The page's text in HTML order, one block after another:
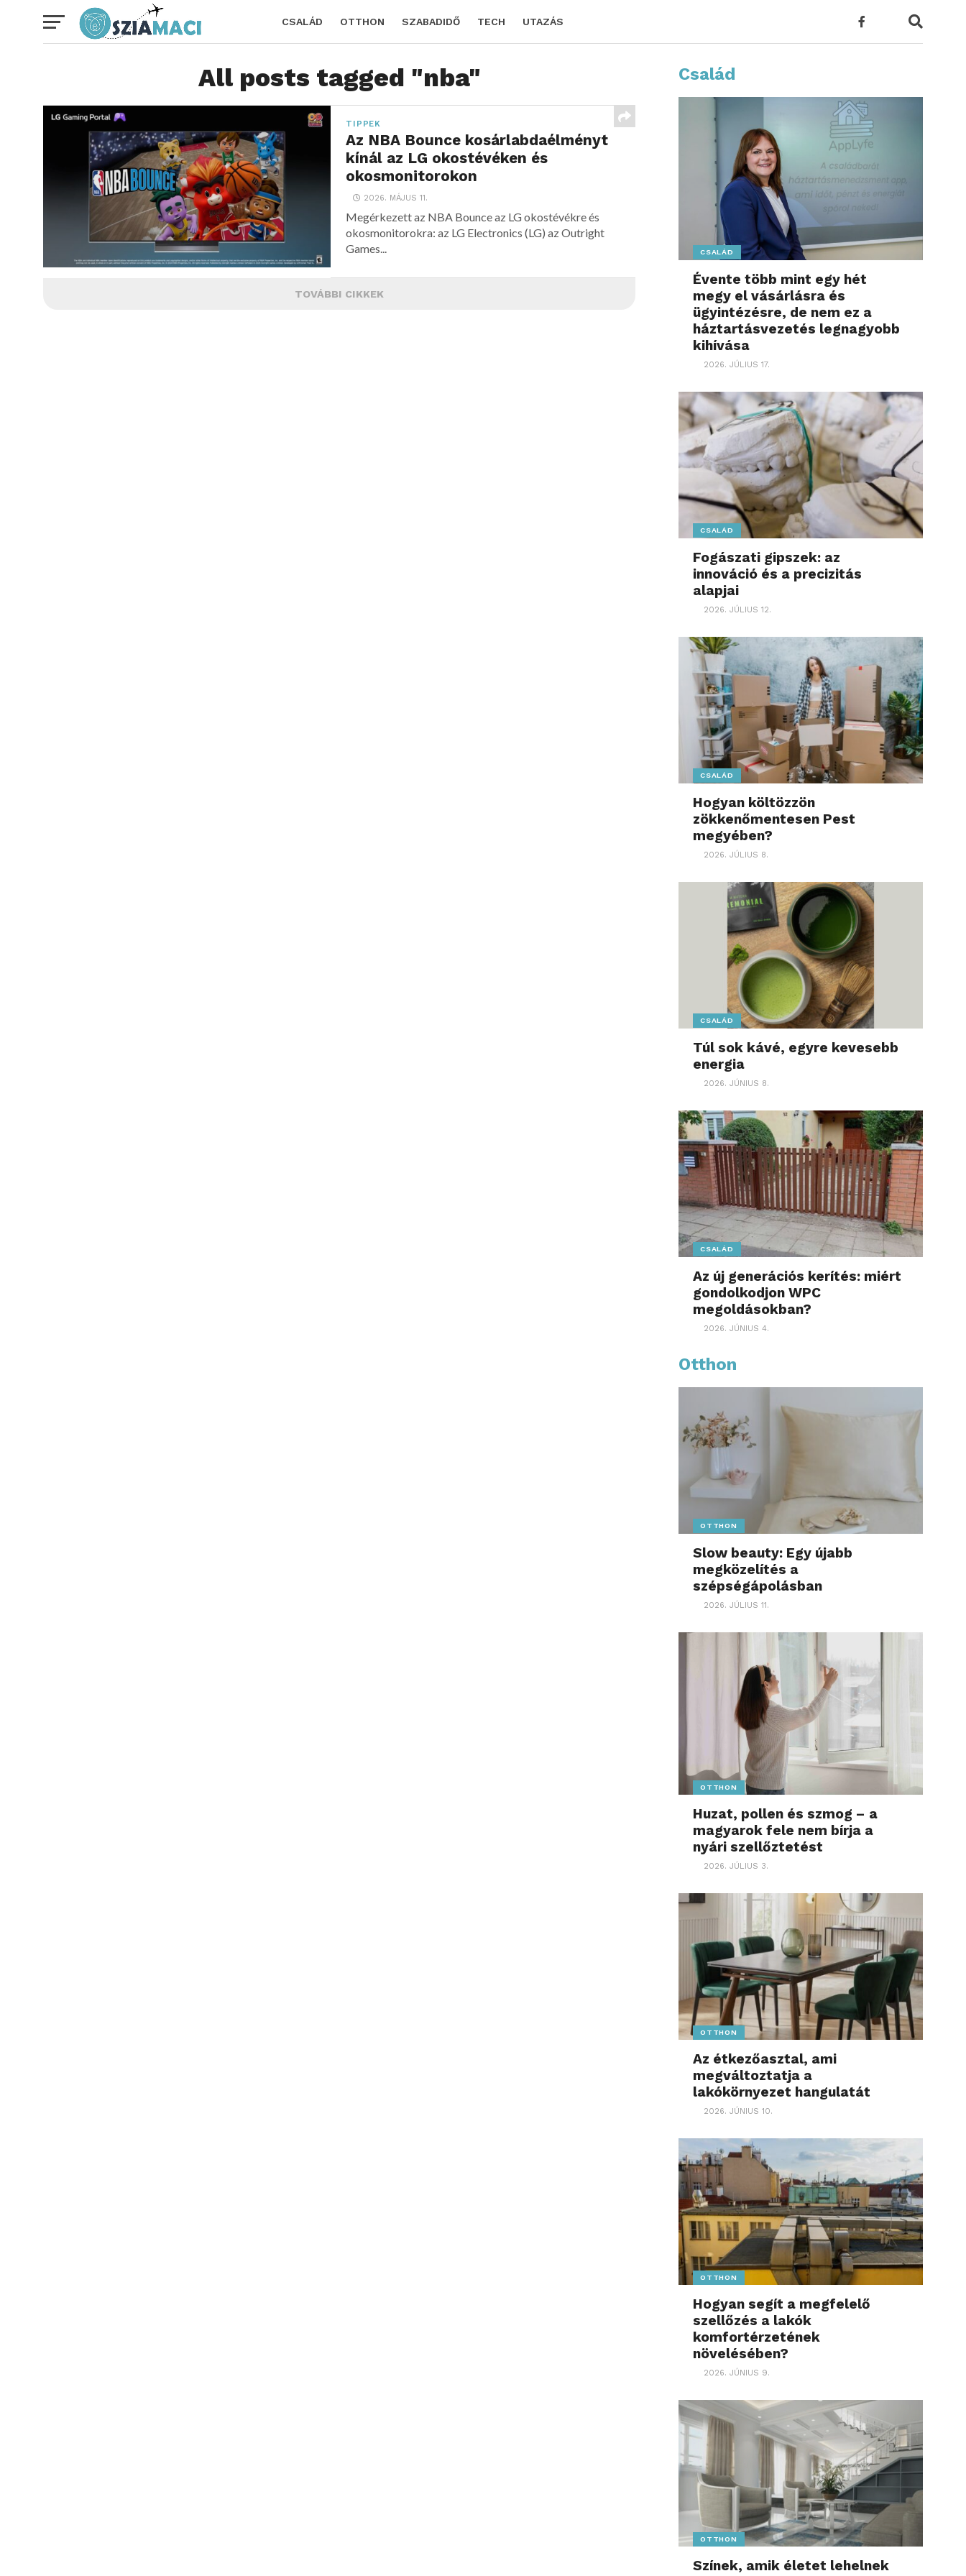
CSALÁD OTTHON SZABADIDŐ TECH UTAZÁS
All posts tagged "nba"
TIPPEK
Az NBA Bounce kosárlabdaélményt
kínál az LG okostévéken és
okosmonitorokon
2026. MÁJUS 11.
Megérkezett az NBA Bounce az LG okostévékre és
okosmonitorokra: az LG Electronics (LG) az Outright
Games...
TOVÁBBI CIKKEK
Család
CSALÁD
Évente több mint egy hét
megy el vásárlásra és
ügyintézésre, de nem ez a
háztartásvezetés legnagyobb
kihívása
2026. JÚLIUS 17.
CSALÁD
Fogászati gipszek: az
innováció és a precizitás
alapjai
2026. JÚLIUS 12.
CSALÁD
Hogyan költözzön
zökkenőmentesen Pest
megyében?
2026. JÚLIUS 8.
CSALÁD
Túl sok kávé, egyre kevesebb
energia
2026. JÚNIUS 8.
CSALÁD
Az új generációs kerítés: miért
gondolkodjon WPC
megoldásokban?
2026. JÚNIUS 4.
Otthon
OTTHON
Slow beauty: Egy újabb
megközelítés a
szépségápolásban
2026. JÚLIUS 11.
OTTHON
Huzat, pollen és szmog – a
magyarok fele nem bírja a
nyári szellőztetést
2026. JÚLIUS 3.
OTTHON
Az étkezőasztal, ami
megváltoztatja a
lakókörnyezet hangulatát
2026. JÚNIUS 10.
OTTHON
Hogyan segít a megfelelő
szellőzés a lakók
komfortérzetének
növelésében?
2026. JÚNIUS 9.
OTTHON
Színek, amik életet lehelnek